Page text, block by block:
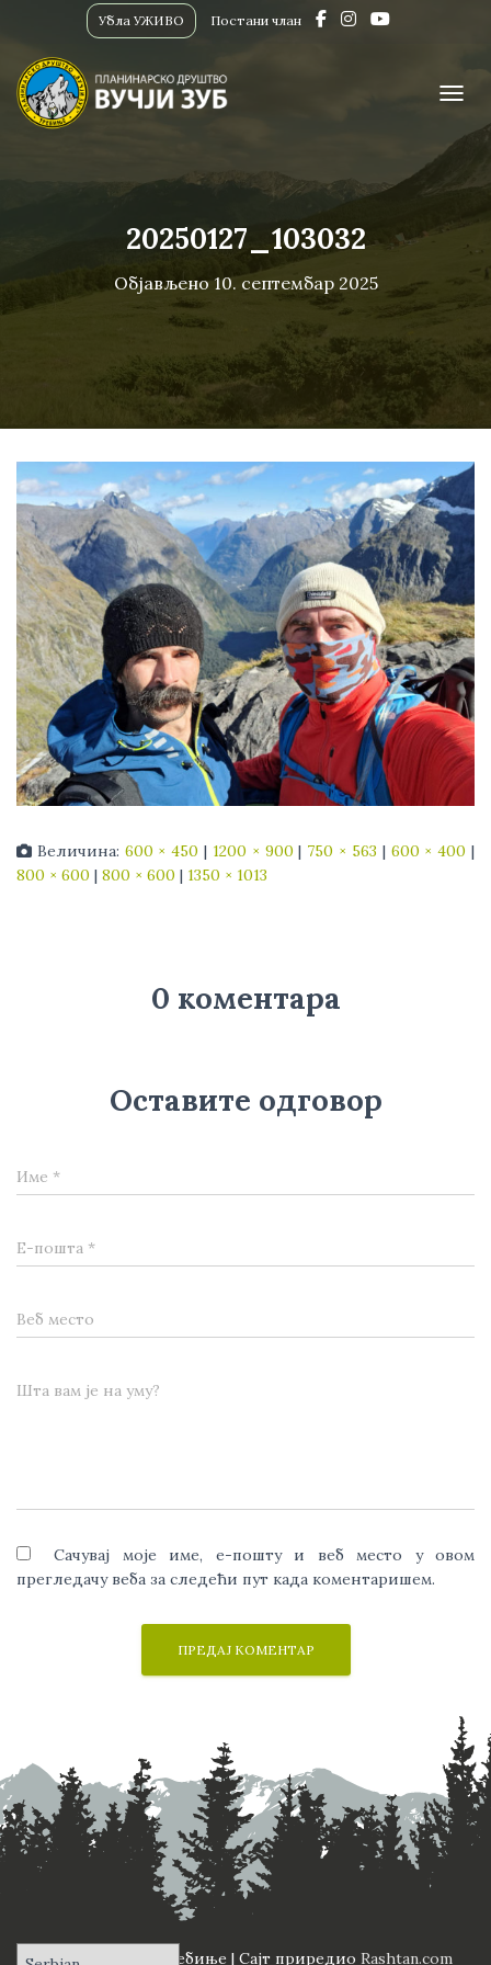
Убла УЖИВО Постани члан
20250127_103032
Објављено10. септембар 2025
Величина: 600 × 450 | 1200 × 900 | 750 × 563 | 600 × 400 |
800 × 600 | 800 × 600 | 1350 × 1013
0 коментара
Оставите одговор
Име *
Е-пошта *
Веб место
Шта вам је на уму?
Сачувај моје име, е-пошту и веб место у овом
прегледачу веба за следећи пут када коментаришем.
ПД "Вучји Зуб" Требиње | Сајт приредио Rashtan.com